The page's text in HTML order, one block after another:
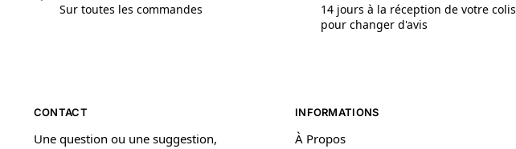
Sur toutes les commandes
14 jours à la réception de votre colis
pour changer d'avis
CONTACT
Une question ou une suggestion,
INFORMATIONS
À Propos